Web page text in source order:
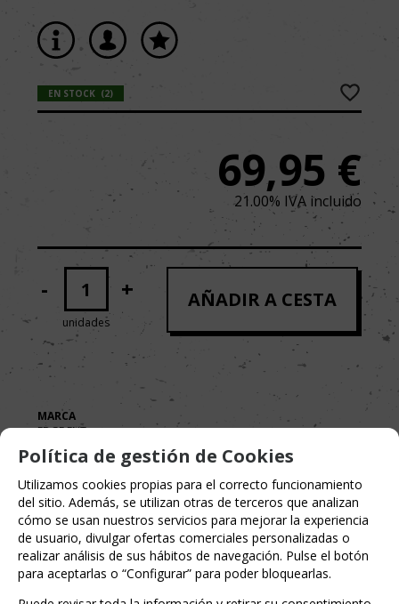
EN STOCK (2)
69,95 €
21.00% IVA incluido
-
unidades
+ AÑADIR A CESTA
MARCA
EDGE ENT.
TAGS AGRUPADOS
Duración
Media
Temática
ciencia ficción fantasía
Política de gestión de Cookies
Utilizamos cookies propias para el correcto funcionamiento
del sitio. Además, se utilizan otras de terceros que analizan
cómo se usan nuestros servicios para mejorar la experiencia
de usuario, divulgar ofertas comerciales personalizadas o
realizar análisis de sus hábitos de navegación. Pulse el botón
para aceptarlas o “Configurar” para poder bloquearlas.